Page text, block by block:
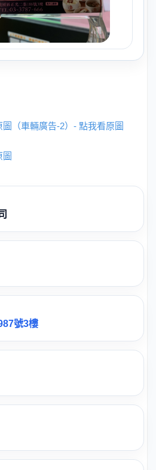
圖 （車輛廣告-2）- 點我看原圖
圖
號3樓